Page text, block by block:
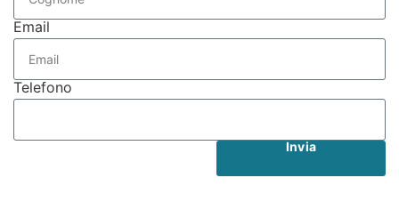
Email
Telefono
Invia